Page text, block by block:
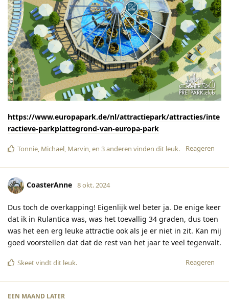
https://www.europapark.de/nl/attractiepark/attracties/inte
ractieve-parkplattegrond-van-europa-park
Reageren
Tonnie, Michael, Marvin, en 3anderen vinden dit leuk.
CoasterAnne 8 okt. 2024
Dus toch de overkapping! Eigenlijk wel beter ja. De enige keer
dat ik in Rulantica was, was het toevallig 34 graden, dus toen
was het een erg leuke attractie ook als je er niet in zit. Kan mij
goed voorstellen dat dat de rest van het jaar te veel tegenvalt.
Reageren
Skeetvindt dit leuk.
EEN MAAND LATER